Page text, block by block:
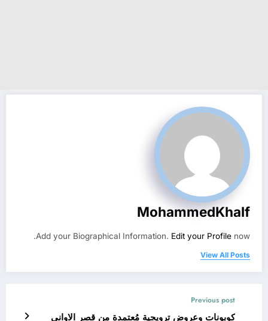
MohammedKhalf
Add your Biographical Information. Edit your Profile now.
View All Posts
Previous post
كوبونات وعروض ترويجية مُعتمدة من قصر الاواني